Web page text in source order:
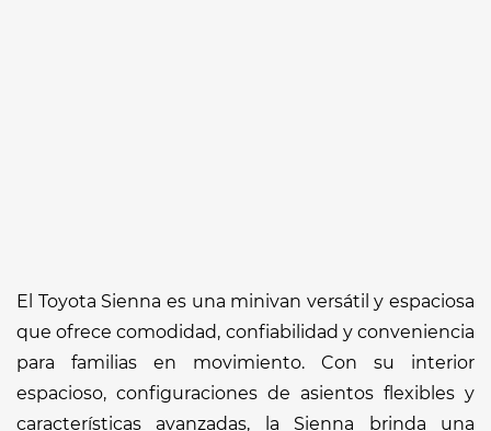
El Toyota Sienna es una minivan versátil y espaciosa
que ofrece comodidad, confiabilidad y conveniencia
para familias en movimiento. Con su interior
espacioso, configuraciones de asientos flexibles y
características avanzadas, la Sienna brinda una